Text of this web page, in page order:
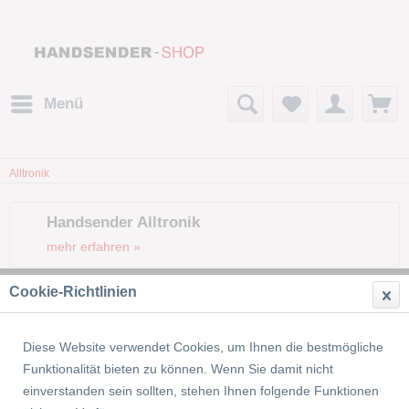
Menü
Alltronik
Handsender Alltronik
mehr erfahren »
Filtern
1 von2
Cookie-Richtlinien
Diese Website verwendet Cookies, um Ihnen die bestmögliche
Funktionalität bieten zu können. Wenn Sie damit nicht
einverstanden sein sollten, stehen Ihnen folgende Funktionen